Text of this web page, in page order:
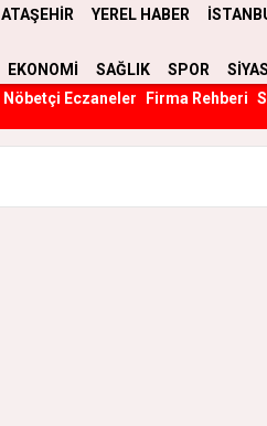
ATAŞEHİR YEREL HABER
EKONOMİ SAĞLIK SPOR
Nöbetçi Eczaneler Firma Rehberi